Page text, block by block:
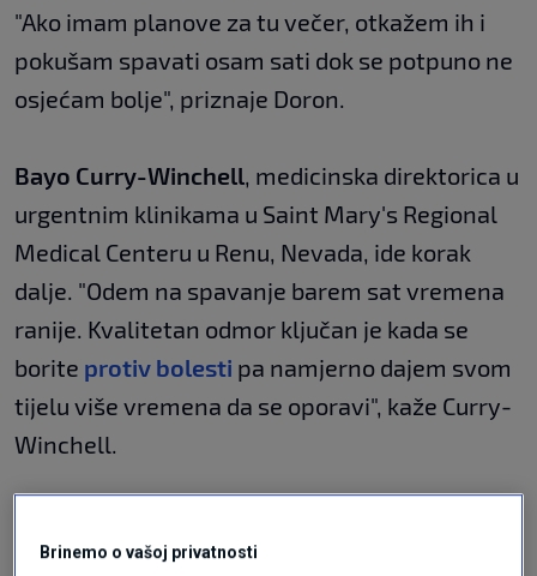
"Ako imam planove za tu večer, otkažem ih i
pokušam spavati osam sati dok se potpuno ne
osjećam bolje", priznaje Doron.
Bayo Curry-Winchell, medicinska direktorica u
urgentnim klinikama u Saint Mary's Regional
Medical Centeru u Renu, Nevada, ide korak
dalje. "Odem na spavanje barem sat vremena
ranije. Kvalitetan odmor ključan je kada se
borite protiv bolesti pa namjerno dajem svom
tijelu više vremena da se oporavi", kaže Curry-
Winchell.
izbjegavati naporan fizički rad kako biste
Brinemo o vašoj privatnosti